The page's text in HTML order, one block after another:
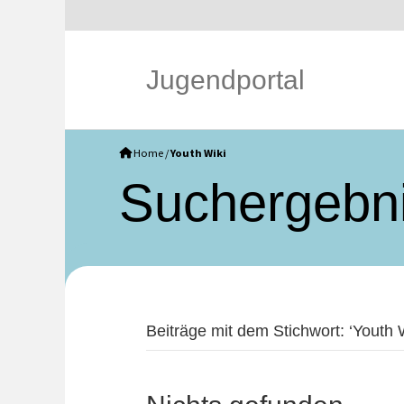
Jugendportal
Home /Youth Wiki
Beiträge mit dem Stichwort: ‘Youth